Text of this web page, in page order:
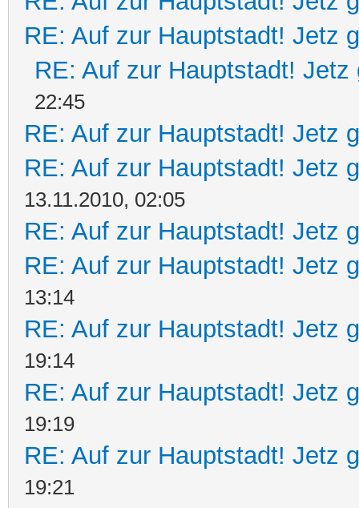
RE: Auf zur Hauptstadt! Jetz
RE: Auf zur Hauptstadt! Jetz
22:45
RE: Auf zur Hauptstadt! Jetz
RE: Auf zur Hauptstadt! Jetz
13.11.2010, 02:05
RE: Auf zur Hauptstadt! Jetz
RE: Auf zur Hauptstadt! Jetz
13:14
RE: Auf zur Hauptstadt! Jetz
19:14
RE: Auf zur Hauptstadt! Jetz
19:19
RE: Auf zur Hauptstadt! Jetz
19:21